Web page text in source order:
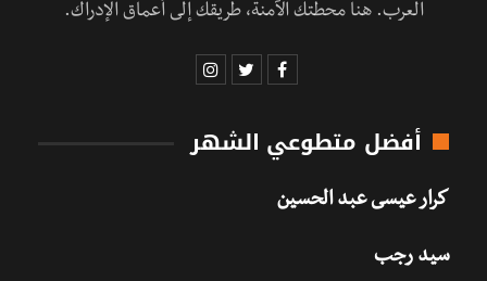
العرب. هنا محطتك الآمنة، طريقك إلى أعماق الإدراك.
أفضل متطوعي الشهر
كرار عيسى عبد الحسين
سيد رجب